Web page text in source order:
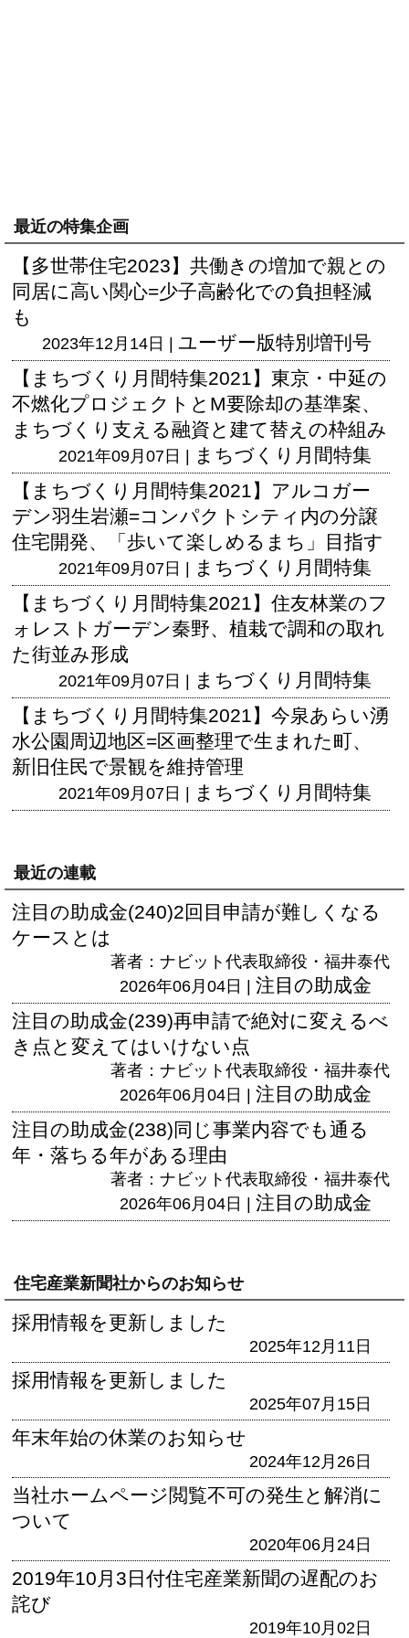
最近の特集企画
【多世帯住宅2023】共働きの増加で親との
同居に高い関心=少子高齢化での負担軽減
も
2023年12月14日 | ユーザー版特別増刊号
【まちづくり月間特集2021】東京・中延の
不燃化プロジェクトとM要除却の基準案、
まちづくり支える融資と建て替えの枠組み
2021年09月07日 |
まちづくり月間特集
【まちづくり月間特集2021】アルコガー
デン羽生岩瀬=コンパクトシティ内の分譲
住宅開発、「歩いて楽しめるまち」目指す
2021年09月07日 |
まちづくり月間特集
【まちづくり月間特集2021】住友林業のフ
ォレストガーデン秦野、植栽で調和の取れ
た街並み形成
2021年09月07日 |
まちづくり月間特集
【まちづくり月間特集2021】今泉あらい湧
水公園周辺地区=区画整理で生まれた町、
新旧住民で景観を維持管理
2021年09月07日 | まちづくり月間特集
最近の連載
注目の助成金(240)2回目申請が難しくなる
ケースとは
著者：ナビット代表取締役・福井泰代
2026年06月04日 | 注目の助成金
注目の助成金(239)再申請で絶対に変えるべ
き点と変えてはいけない点
著者：ナビット代表取締役・福井泰代
2026年06月04日 | 注目の助成金
注目の助成金(238)同じ事業内容でも通る
年・落ちる年がある理由
著者：ナビット代表取締役・福井泰代
2026年06月04日 | 注目の助成金
住宅産業新聞社からのお知らせ
採用情報を更新しました
2025年12月11日
採用情報を更新しました
2025年07月15日
年末年始の休業のお知らせ
2024年12月26日
当社ホームページ閲覧不可の発生と解消に
ついて
2020年06月24日
2019年10月3日付住宅産業新聞の遅配のお
詫び
2019年10月02日